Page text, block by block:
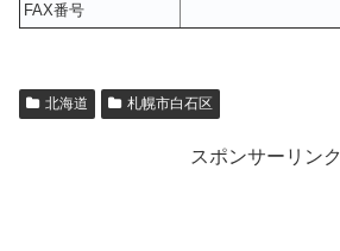
FAX番号
北海道 札幌市白石区
スポンサーリンク